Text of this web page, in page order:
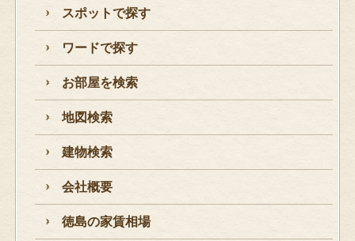
スポットで探す
ワードで探す
お部屋を検索
地図検索
建物検索
会社概要
徳島の家賃相場